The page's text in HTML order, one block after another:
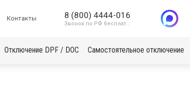
Контакты 8 (800) 4444-016
Звонок по РФ бесплатный
Отключение DPF / DOC Самостоятельное отключение